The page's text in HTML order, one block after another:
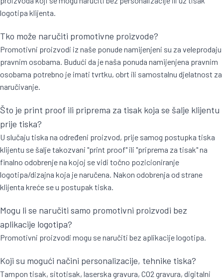
logotipa klijenta.
Tko može naručiti promotivne proizvode?
Promotivni proizvodi iz naše ponude namijenjeni su za veleprodaju
pravnim osobama. Budući da je naša ponuda namijenjena pravnim
osobama potrebno je imati tvrtku, obrt ili samostalnu djelatnost za
naručivanje.
Što je print proof ili priprema za tisak koja se šalje klijentu
prije tiska?
U slučaju tiska na određeni proizvod, prije samog postupka tiska
klijentu se šalje takozvani "print proof" ili "priprema za tisak" na
finalno odobrenje na kojoj se vidi točno pozicioniranje
logotipa/dizajna koja je naručena. Nakon odobrenja od strane
klijenta kreće se u postupak tiska.
Mogu li se naručiti samo promotivni proizvodi bez
aplikacije logotipa?
Promotivni proizvodi mogu se naručiti bez aplikacije logotipa.
Koji su mogući načini personalizacije, tehnike tiska?
Tampon tisak, sitotisak, laserska gravura, CO2 gravura, digitalni